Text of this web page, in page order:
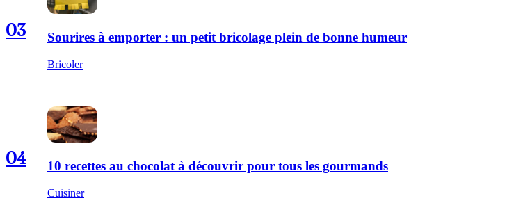
03 Sourires à emporter : un petit bricolage plein de bonne humeur
Bricoler
04 10 recettes au chocolat à découvrir pour tous les gourmands
Cuisiner